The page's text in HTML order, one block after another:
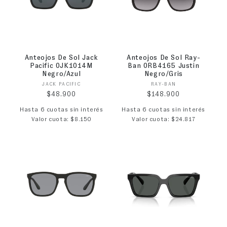
Anteojos De Sol Jack
Pacific 0JK1014M
Negro/Azul
Proveedor:
JACK PACIFIC
Precio habitual
$48.900
Hasta 6 cuotas sin interés
Valor cuota: $8.150
Anteojos De Sol Ray-
Ban 0RB4165 Justin
Negro/Gris
Proveedor:
RAY-BAN
Precio habitual
$148.900
Hasta 6 cuotas sin interés
Valor cuota: $24.817